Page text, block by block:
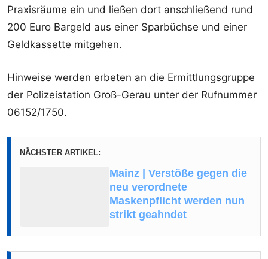
Praxisräume ein und ließen dort anschließend rund
200 Euro Bargeld aus einer Sparbüchse und einer
Geldkassette mitgehen.
Hinweise werden erbeten an die Ermittlungsgruppe
der Polizeistation Groß-Gerau unter der Rufnummer
06152/1750.
NÄCHSTER ARTIKEL:
Mainz | Verstöße gegen die
neu verordnete
Maskenpflicht werden nun
strikt geahndet